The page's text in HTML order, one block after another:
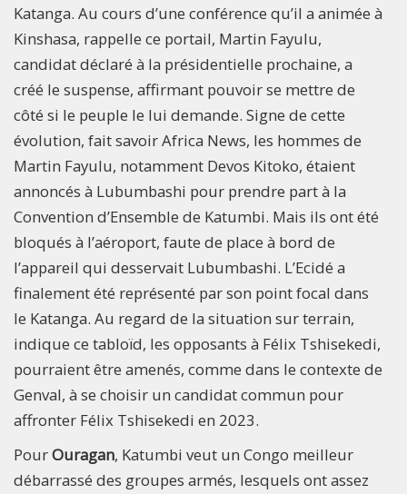
Katanga. Au cours d’une conférence qu’il a animée à
Kinshasa, rappelle ce portail, Martin Fayulu,
candidat déclaré à la présidentielle prochaine, a
créé le suspense, affirmant pouvoir se mettre de
côté si le peuple le lui demande. Signe de cette
évolution, fait savoir Africa News, les hommes de
Martin Fayulu, notamment Devos Kitoko, étaient
annoncés à Lubumbashi pour prendre part à la
Convention d’Ensemble de Katumbi. Mais ils ont été
bloqués à l’aéroport, faute de place à bord de
l’appareil qui desservait Lubumbashi. L’Ecidé a
finalement été représenté par son point focal dans
le Katanga. Au regard de la situation sur terrain,
indique ce tabloïd, les opposants à Félix Tshisekedi,
pourraient être amenés, comme dans le contexte de
Genval, à se choisir un candidat commun pour
affronter Félix Tshisekedi en 2023.
PourOuragan, Katumbi veut un Congo meilleur
débarrassé des groupes armés, lesquels ont assez